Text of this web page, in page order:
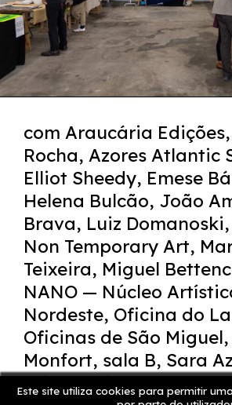
Este site utiliza cookies para permitir
com Araucária
Rocha, Azores Atlantic
Elliot Sheedy, Emese
Helena Bulcão, João
Brava, Luiz
Non Temporary Art,
Teixeira, Miguel
NANO — Núcleo
Nordeste, Oficina do
Oficinas de São Miguel,
Monfort, sala B, Sara
Brito, Sofia Caetano,